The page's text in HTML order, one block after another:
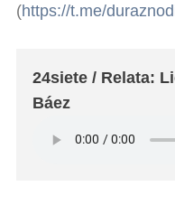
(https://t.me/
24siete / Relata:
Báez